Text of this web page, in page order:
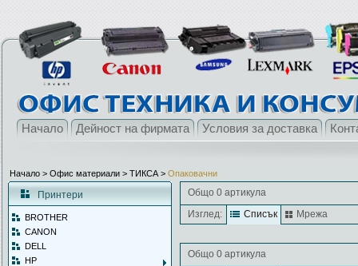
Начало Дейност на фирмата Условия за доставка
Начало > Офис материали > ТИКСА > Опаковачни
Принтери
BROTHER
CANON
DELL
HP
Общо 0 артикула
Изглед:
Списък Мрежа
Общо 0 артикула